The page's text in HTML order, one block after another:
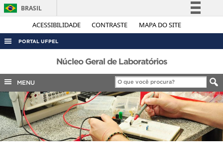
ACESSIBILIDADE CONTRASTE MAPA DO SITE
BRASIL
Simplifique!
Legislação
Canais
PORTAL UFPEL
ACESSO À INFORMAÇÃO
AUDITORIA
COBALTO
CONCURSOS
EDITAIS
INTERNACIONAL
Núcleo Geral de Laboratórios
MENU